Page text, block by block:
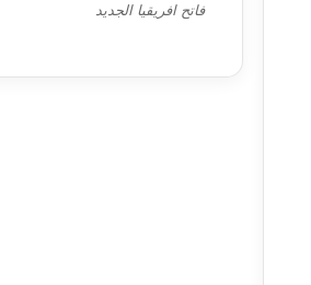
فاتح افريقيا الجديد